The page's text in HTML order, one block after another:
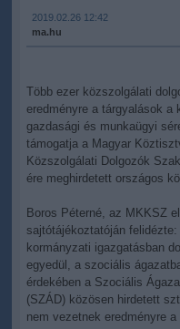
2019.02.26 12:42
ma.hu
Több ezer közszolgálati
eredményre a tárgyalások a
gazdasági és munkaügyi
támogatja a Magyar
Közszolgálati Dolgozók
ére meghirdetett országos
Boros Péterné, az MKKSZ
sajtótájékoztatóján
kormányzati igazgatásban
egyedül, a szociális
érdekében a Szociális
(SZÁD) közösen hirdetett
nem vezetnek eredményre a